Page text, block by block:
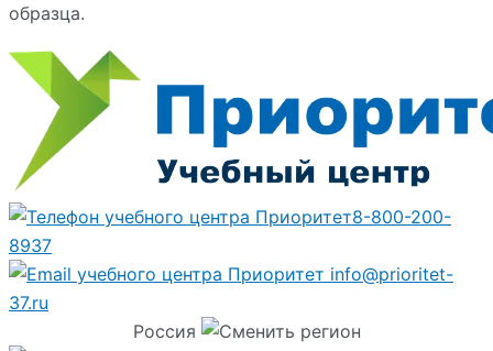
образца.
8-800-200-
8937
info@prioritet-
37.ru
Россия